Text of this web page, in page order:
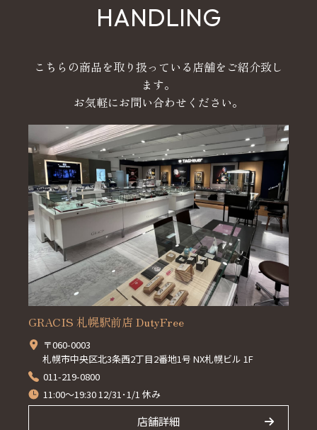
HANDLING
こちらの商品を取り扱っている店舗をご紹介致し
ます。
お気軽にお問い合わせください。
GRACIS 札幌駅前店 DutyFree
〒060-0003
札幌市中央区北3条西2丁目2番地1号 NX札幌ビル 1F
011-219-0800
11:00～19:30 12/31･1/1 休み
店舗詳細